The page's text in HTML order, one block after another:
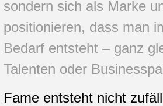
sondern sich als Marke
positionieren, dass man
Bedarf entsteht – ganz
Talenten oder
Fame entsteht nicht